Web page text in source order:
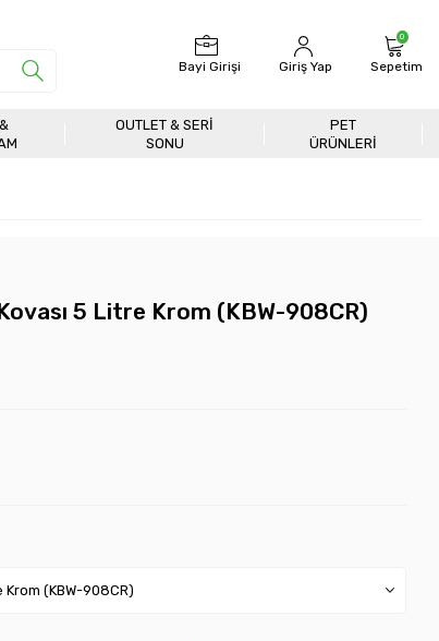
Bayi Girişi Giriş Yap
0
Sepetim
OUTLET & SERI
SONU
PET
ÜRÜNLERİ
5 Litre Krom (KBW-908CR)